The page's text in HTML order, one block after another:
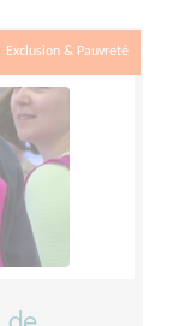
Exclusion & Pauvreté